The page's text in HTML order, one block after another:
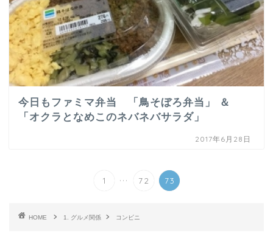
今日もファミマ弁当 「鳥そぼろ弁当」 ＆
「オクラとなめこのネバネバサラダ」
2017年6月28日
1 ... 72 73
HOME 1. グルメ関係 コンビニ